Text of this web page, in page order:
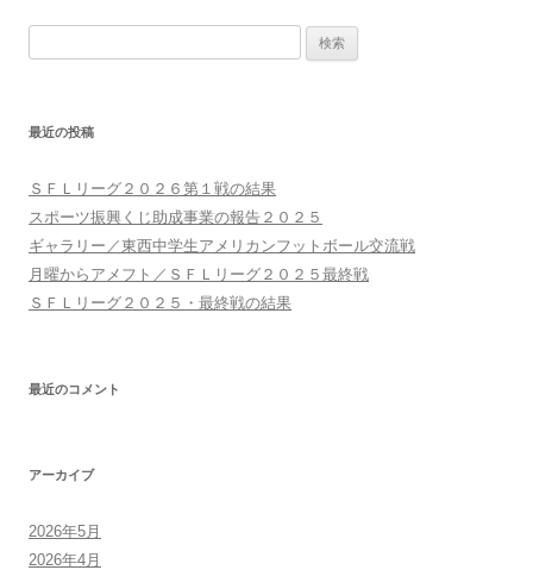
ン
索:
最近の投稿
ＳＦＬリーグ２０２６第１戦の結果
スポーツ振興くじ助成事業の報告２０２５
ギャラリー／東西中学生アメリカンフットボール交流戦
月曜からアメフト／ＳＦＬリーグ２０２５最終戦
ＳＦＬリーグ２０２５・最終戦の結果
最近のコメント
アーカイブ
2026年5月
2026年4月